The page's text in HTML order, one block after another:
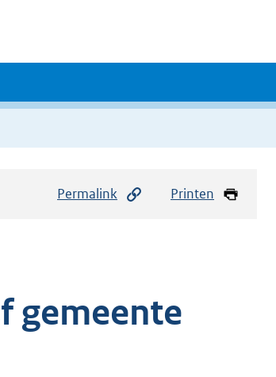
Permalink Printen
gemeente